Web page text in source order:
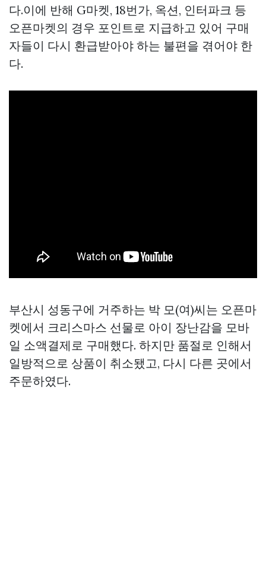
다.이에 반해 G마켓, 18번가, 옥션, 인터파크 등
오픈마켓의 경우 포인트로 지급하고 있어 구매
자들이 다시 환급받아야 하는 불편을 겪어야 한
다.
부산시 성동구에 거주하는 박 모(여)씨는 오픈마
켓에서 크리스마스 선물로 아이 장난감을 모바
일 소액결제로 구매했다. 하지만 품절로 인해서
일방적으로 상품이 취소됐고, 다시 다른 곳에서
주문하였다.